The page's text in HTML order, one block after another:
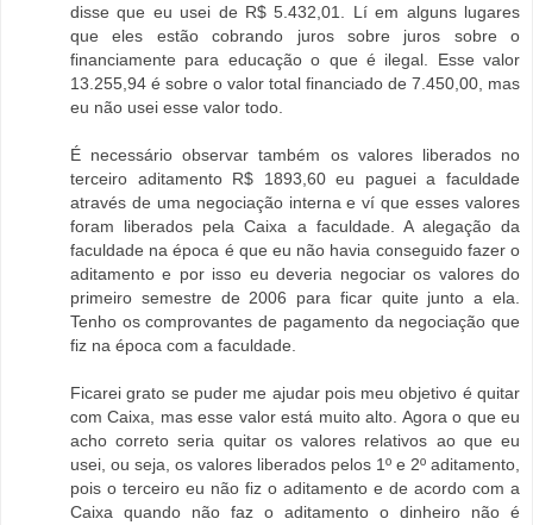
disse que eu usei de R$ 5.432,01. Lí em alguns lugares
que eles estão cobrando juros sobre juros sobre o
financiamente para educação o que é ilegal. Esse valor
13.255,94 é sobre o valor total financiado de 7.450,00, mas
eu não usei esse valor todo.
É necessário observar também os valores liberados no
terceiro aditamento R$ 1893,60 eu paguei a faculdade
através de uma negociação interna e ví que esses valores
foram liberados pela Caixa a faculdade. A alegação da
faculdade na época é que eu não havia conseguido fazer o
aditamento e por isso eu deveria negociar os valores do
primeiro semestre de 2006 para ficar quite junto a ela.
Tenho os comprovantes de pagamento da negociação que
fiz na época com a faculdade.
Ficarei grato se puder me ajudar pois meu objetivo é quitar
com Caixa, mas esse valor está muito alto. Agora o que eu
acho correto seria quitar os valores relativos ao que eu
usei, ou seja, os valores liberados pelos 1º e 2º aditamento,
pois o terceiro eu não fiz o aditamento e de acordo com a
Caixa quando não faz o aditamento o dinheiro não é